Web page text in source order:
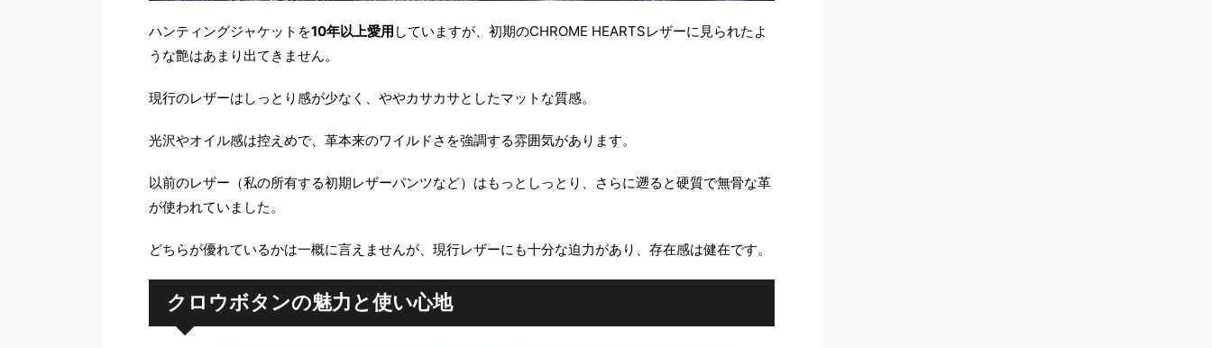
ハンティングジャケットを10年以上愛用 していますが、初期のCHROME HEARTSレザーに見られたよ
うな艶はあまり出てきません。
現行のレザーはしっとり感が少なく、ややカサカサとしたマットな質感。
光沢やオイル感は控えめで、革本来のワイルドさを強調する雰囲気があります。
以前のレザー（私の所有する初期レザーパンツなど）はもっとしっとり、さらに遡ると硬質で無骨な革
が使われていました。
どちらが優れているかは一概に言えませんが、現行レザーにも十分な迫力があり、存在感は健在です。
クロウボタンの魅力と使い心地